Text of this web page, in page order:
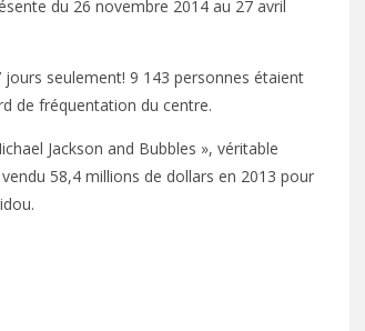
du 26 novembre 2014 au 27 avril
jours seulement! 9 143 personnes étaient
de fréquentation du centre.
Jackson and Bubbles », véritable
58,4 millions de dollars en 2013 pour